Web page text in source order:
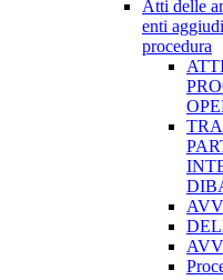
Atti delle
enti
procedura